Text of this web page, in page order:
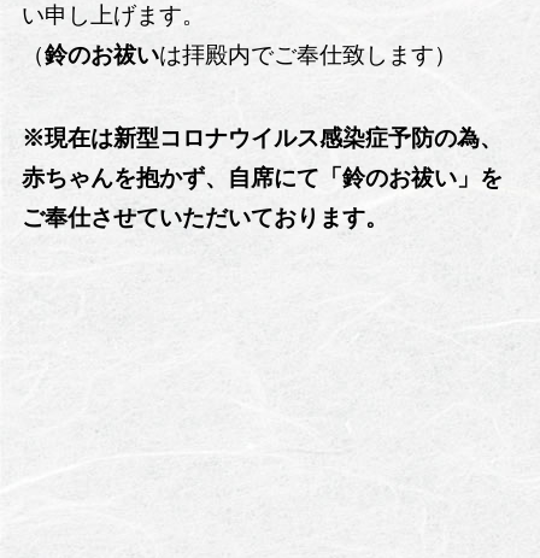
い申し上げます。
（鈴のお祓いは拝殿内でご奉仕致します）
※現在は新型コロナウイルス感染症予防の為、
赤ちゃんを抱かず、自席にて「鈴のお祓い」を
ご奉仕させていただいております。